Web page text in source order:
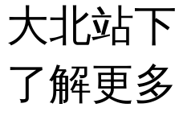
大北站
了解更多